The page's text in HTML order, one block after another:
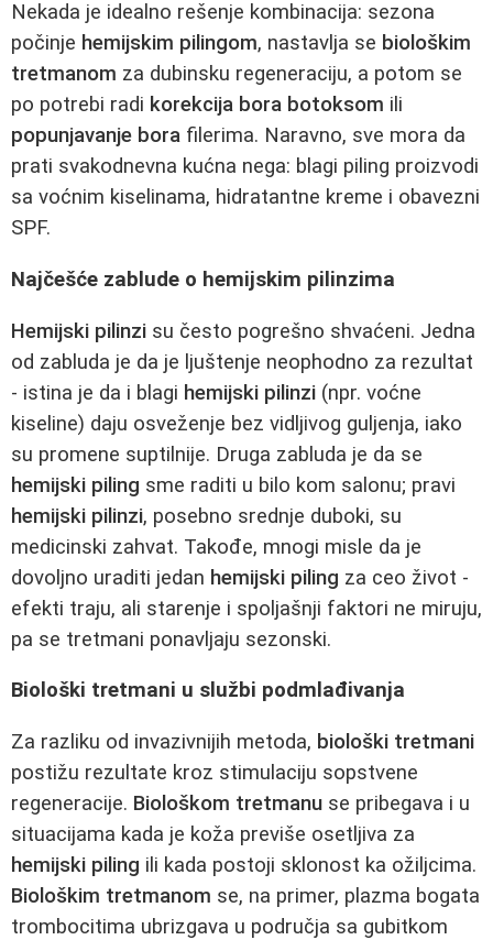
Nekada je idealno rešenje kombinacija: sezona
počinje hemijskim pilingom, nastavlja se biološkim
tretmanom za dubinsku regeneraciju, a potom se
po potrebi radi korekcija bora botoksom ili
popunjavanje bora filerima. Naravno, sve mora da
prati svakodnevna kućna nega: blagi piling proizvodi
sa voćnim kiselinama, hidratantne kreme i obavezni
SPF.
Najčešće zablude o hemijskim pilinzima
Hemijski pilinzi su često pogrešno shvaćeni. Jedna
od zabluda je da je ljuštenje neophodno za rezultat
- istina je da i blagi hemijski pilinzi (npr. voćne
kiseline) daju osveženje bez vidljivog guljenja, iako
su promene suptilnije. Druga zabluda je da se
hemijski piling sme raditi u bilo kom salonu; pravi
hemijski pilinzi, posebno srednje duboki, su
medicinski zahvat. Takođe, mnogi misle da je
dovoljno uraditi jedan hemijski piling za ceo život -
efekti traju, ali starenje i spoljašnji faktori ne miruju,
pa se tretmani ponavljaju sezonski.
Biološki tretmani u službi podmlađivanja
Za razliku od invazivnijih metoda, biološki tretmani
postižu rezultate kroz stimulaciju sopstvene
regeneracije. Biološkom tretmanu se pribegava i u
situacijama kada je koža previše osetljiva za
hemijski piling ili kada postoji sklonost ka ožiljcima.
Biološkim tretmanom se, na primer, plazma bogata
trombocitima ubrizgava u područja sa gubitkom